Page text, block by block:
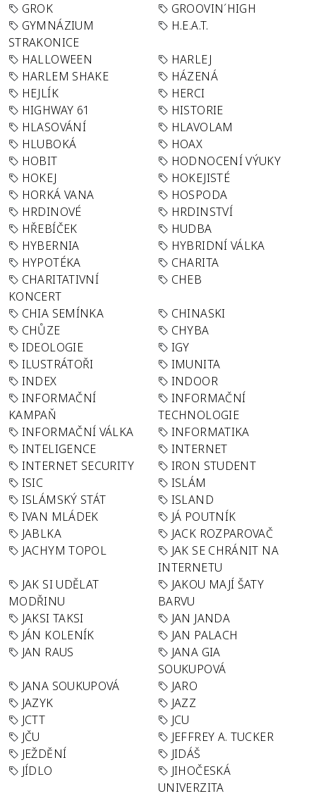
GROK
GROOVIN´HIGH
GYMNÁZIUM
STRAKONICE
H.E.A.T.
HALLOWEEN
HARLEJ
HARLEM SHAKE
HÁZENÁ
HEJLÍK
HERCI
HIGHWAY 61
HISTORIE
HLASOVÁNÍ
HLAVOLAM
HLUBOKÁ
HOAX
HOBIT
HODNOCENÍ VÝUKY
HOKEJ
HOKEJISTÉ
HORKÁ VANA
HOSPODA
HRDINOVÉ
HRDINSTVÍ
HŘEBÍČEK
HUDBA
HYBERNIA
HYBRIDNÍ VÁLKA
HYPOTÉKA
CHARITA
CHARITATIVNÍ
KONCERT
CHEB
CHIA SEMÍNKA
CHINASKI
CHŮZE
CHYBA
IDEOLOGIE
IGY
ILUSTRÁTOŘI
IMUNITA
INDEX
INDOOR
INFORMAČNÍ
KAMPAŇ
INFORMAČNÍ
TECHNOLOGIE
INFORMAČNÍ VÁLKA
INFORMATIKA
INTELIGENCE
INTERNET
INTERNET SECURITY
IRON STUDENT
ISIC
ISLÁM
ISLÁMSKÝ STÁT
ISLAND
IVAN MLÁDEK
JÁ POUTNÍK
JABLKA
JACK ROZPAROVAČ
JACHYM TOPOL
JAK SE CHRÁNIT NA
INTERNETU
JAK SI UDĚLAT
MODŘINU
JAKOU MAJÍ ŠATY
BARVU
JAKSI TAKSI
JAN JANDA
JÁN KOLENÍK
JAN PALACH
JAN RAUS
JANA GIA
SOUKUPOVÁ
JANA SOUKUPOVÁ
JARO
JAZYK
JAZZ
JCTT
JCU
JČU
JEFFREY A. TUCKER
JEŽDĚNÍ
JIDÁŠ
JÍDLO
JIHOČESKÁ
UNIVERZITA